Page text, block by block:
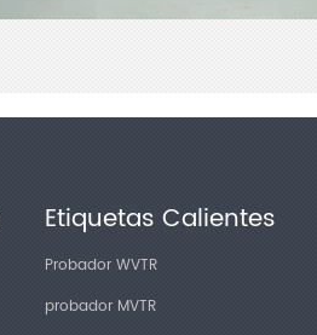
Etiquetas Calientes
Probador WVTR
probador MVTR